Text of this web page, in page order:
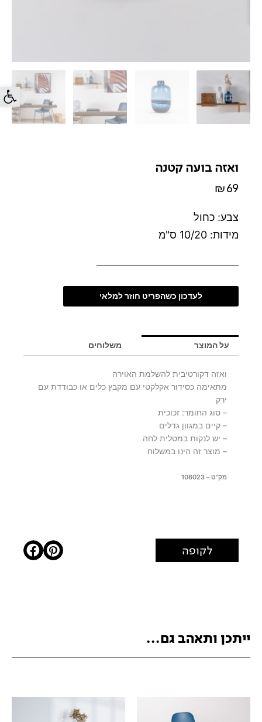
פתח
ואזה בועה קטנה
₪69
צבע: כחול
מידות: 10/20 ס"מ
לעדכון כשהפריט חוזר למלאי
על המוצר משלוחים
ואזה דקורטיבית להשלמת האוירה
מתאימה כסידור אקלקטי עם מקבץ כלים או כבודדת עם
ירק
– סוג החומר: זכוכית
– קיים במגוון גדלים
– יש לנקות במטלית לחה
– מוצר זה הינו במשלוח
מק"ט – 106023
לקופה
ייתכן ותאהב גם...